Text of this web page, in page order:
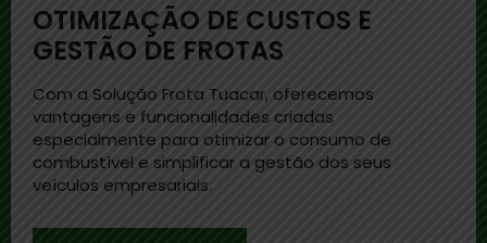
OTIMIZAÇÃO DE CUSTOS E
GESTÃO DE FROTAS
Com a Solução Frota Tuacar, oferecemos
vantagens e funcionalidades criadas
especialmente para otimizar o consumo de
combustível e simplificar a gestão dos seus
veículos empresariais.